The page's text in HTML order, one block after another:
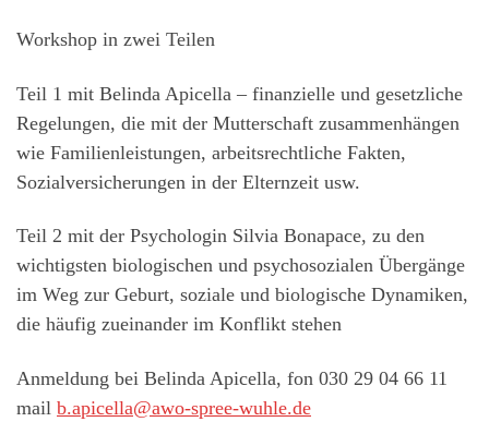
Workshop in zwei Teilen
Teil 1 mit Belinda Apicella – finanzielle und gesetzliche
Regelungen, die mit der Mutterschaft zusammenhängen
wie Familienleistungen, arbeitsrechtliche Fakten,
Sozialversicherungen in der Elternzeit usw.
Teil 2 mit der Psychologin Silvia Bonapace, zu den
wichtigsten biologischen und psychosozialen Übergänge
im Weg zur Geburt, soziale und biologische Dynamiken,
die häufig zueinander im Konflikt stehen
Anmeldung bei Belinda Apicella, fon 030 29 04 66 11
mail b.apicella@awo-spree-wuhle.de